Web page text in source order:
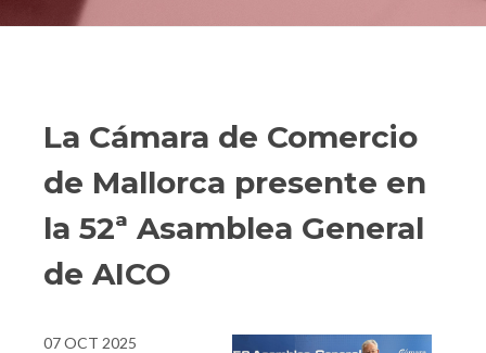
La Cámara de Comercio
de Mallorca presente en
la 52ª Asamblea General
de AICO
07 OCT 2025